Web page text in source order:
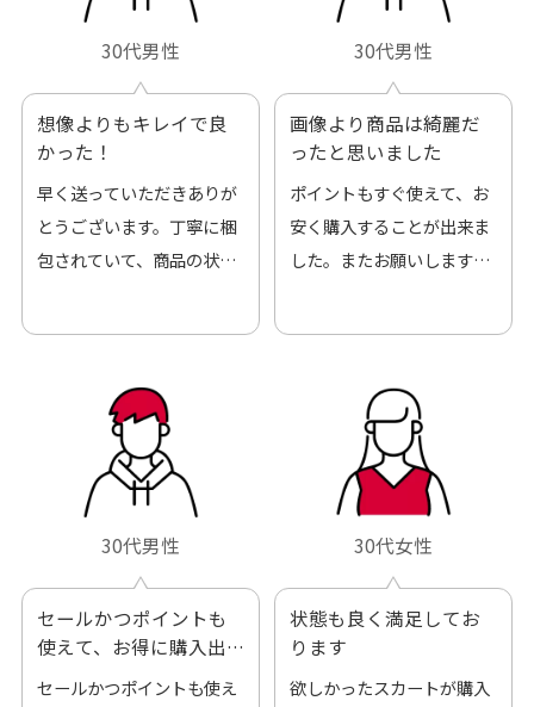
30代男性
想像よりもキレイで良
かった！
早く送っていただきありが
とうございます。丁寧に梱
包されていて、商品の状態
30代男性
画像より商品は綺麗だ
ったと思いました
ポイントもすぐ使えて、お
安く購入することが出来ま
した。またお願いします、
30代男性
セールかつポイントも
使えて、お得に購入出
来ました
セールかつポイントも使え
30代女性
状態も良く満足してお
ります
欲しかったスカートが購入